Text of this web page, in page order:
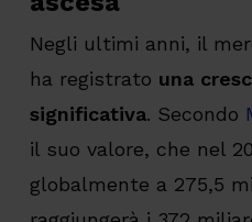
Negli ultimi anni, il
ha registrato una
significativa. Secondo
il suo valore, che nel
globalmente a 275,5